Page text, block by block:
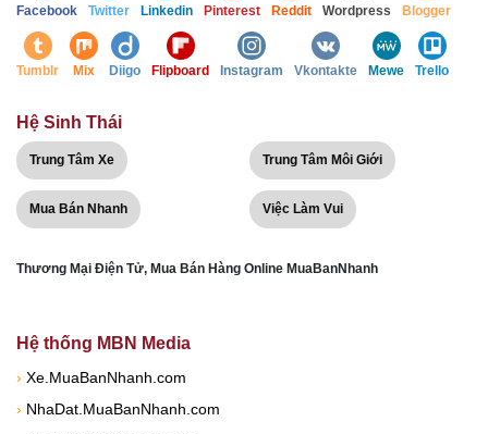
Facebook Twitter Linkedin Pinterest Reddit Wordpress Blogger
Tumblr Mix Diigo Flipboard Instagram Vkontakte Mewe Trello
Hệ Sinh Thái
Trung Tâm Xe Trung Tâm Môi Giới
Mua Bán Nhanh Việc Làm Vui
Thương Mại Điện Tử, Mua Bán Hàng Online MuaBanNhanh
Hệ thống MBN Media
› Xe.MuaBanNhanh.com
› NhaDat.MuaBanNhanh.com